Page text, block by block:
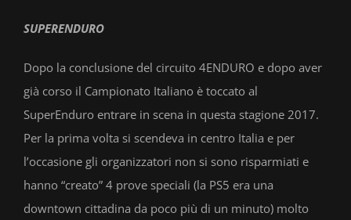
SUPERENDURO
Dopo la conclusione del circuito 4ENDURO e dopo aver
già corso il Campionato Italiano è toccato al
SuperEnduro entrare in scena in questa stagione 2017.
Per la prima volta si scendeva in centro Italia e per
l’occasione gli organizzatori non si sono risparmiati e
hanno “creato” 4 prove speciali (la PS5 era una
downtown cittadina da poco più di un minuto) molto